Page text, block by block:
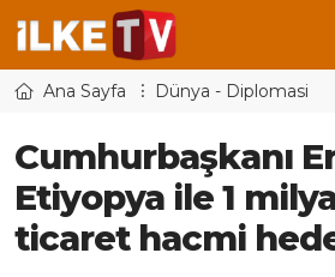
Ana Sayfa Dünya - Diplomasi
Cumhurbaşkanı
Etiyopya ile 1
ticaret hacmi